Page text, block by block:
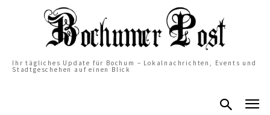
Ihr tägliches Update für Bochum – Lokalnachrichten, Events und
Stadtgeschehen auf einen Blick